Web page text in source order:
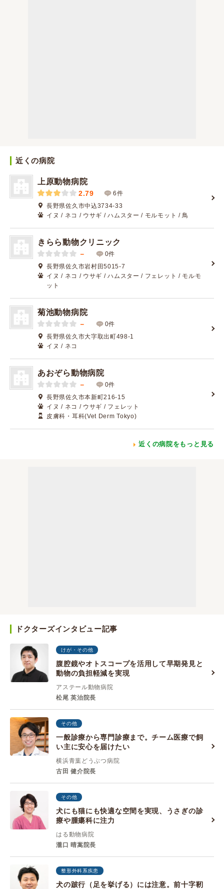
近くの病院
上原動物病院
2.79
6件
長野県佐久市中込3734-33
イヌ / ネコ / ウサギ / ハムスター / モルモット / 鳥
きらら動物クリニック
－
0件
長野県佐久市岩村田5015-7
イヌ / ネコ / ウサギ / ハムスター / フェレット / モルモ
ット
菊池動物病院
－
0件
長野県佐久市大字取出町498-1
イヌ / ネコ
あおぞら動物病院
－
0件
長野県佐久市本新町216-15
イヌ / ネコ / ウサギ / フェレット
皮膚科・耳科(Vet Derm Tokyo)
近くの病院をもっと見る
ドクターズインタビュー記事
けが・その他
腹腔鏡やオトスコープを活用して早期発見と
動物の負担軽減を実現
アステール動物病院
松尾 英治院長
その他
一般診療から専門診療まで。チーム医療で飼
い主に安心を届けたい
横浜青葉どうぶつ病院
古田 健介院長
その他
犬にも猫にも快適な空間を実現、うさぎの診
療や腫瘍科に注力
はる動物病院
瀧口 晴嵩院長
整形外科系疾患
犬の跛行（足を挙げる）には注意。前十字靭